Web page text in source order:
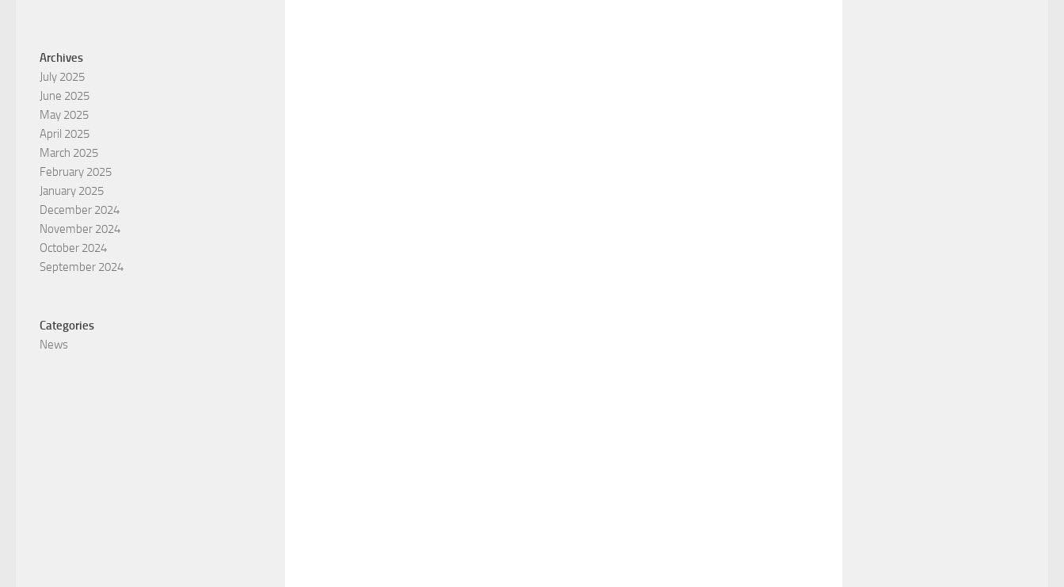
Archives
July 2025
June 2025
May 2025
April 2025
March 2025
February 2025
January 2025
December 2024
November 2024
October 2024
September 2024
Categories
News